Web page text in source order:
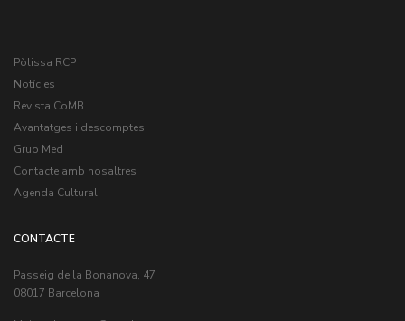
Pòlissa RCP
Notícies
Revista CoMB
Avantatges i descomptes
Grup Med
Contacte amb nosaltres
Agenda Cultural
CONTACTE
Passeig de la Bonanova, 47
08017 Barcelona